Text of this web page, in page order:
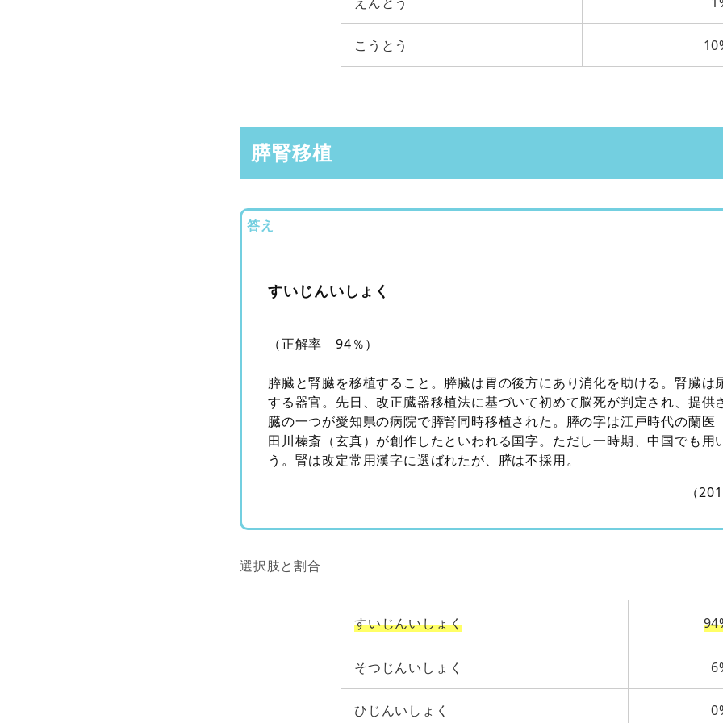
こうとう
膵腎移植
答え
すいじんいしょく
（正解率 94％）
膵臓と腎臓を移植すること。膵臓は胃の後方にあり消化を助ける。腎臓は
する器官。先日、改正臓器移植法に基づいて初めて脳死が判定され、提供
臓の一つが愛知県の病院で膵腎同時移植された。膵の字は江戸時代の蘭医
田川榛斎（玄真）が創作したといわれる国字。ただし一時期、中国でも用
う。腎は改定常用漢字に選ばれたが、膵は不採用。
（
選択肢と割合
すいじんいしょく
そつじんいしょく
ひじんいしょく